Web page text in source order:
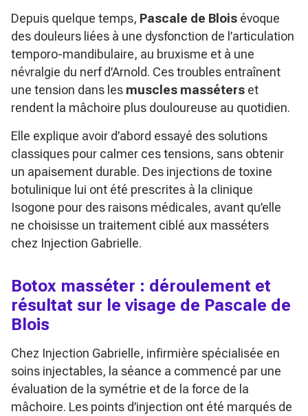
Depuis quelque temps, Pascale de Blois évoque
des douleurs liées à une dysfonction de l’articulation
temporo-mandibulaire, au bruxisme et à une
névralgie du nerf d’Arnold. Ces troubles entraînent
une tension dans les muscles masséters et
rendent la mâchoire plus douloureuse au quotidien.
Elle explique avoir d’abord essayé des solutions
classiques pour calmer ces tensions, sans obtenir
un apaisement durable. Des injections de toxine
botulinique lui ont été prescrites à la clinique
Isogone pour des raisons médicales, avant qu’elle
ne choisisse un traitement ciblé aux masséters
chez Injection Gabrielle.
Botox masséter : déroulement et
résultat sur le visage de Pascale de
Blois
Chez Injection Gabrielle, infirmière spécialisée en
soins injectables, la séance a commencé par une
évaluation de la symétrie et de la force de la
mâchoire. Les points d’injection ont été marqués de